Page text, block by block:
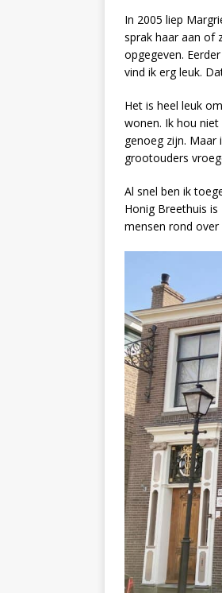
In 2005 liep
sprak haar aan of
opgegeven.
vind ik erg leuk.
Het is heel leuk
wonen. Ik hou
genoeg zijn. Maar
grootouders
Al snel ben ik
Honig Breethuis
mensen rond over